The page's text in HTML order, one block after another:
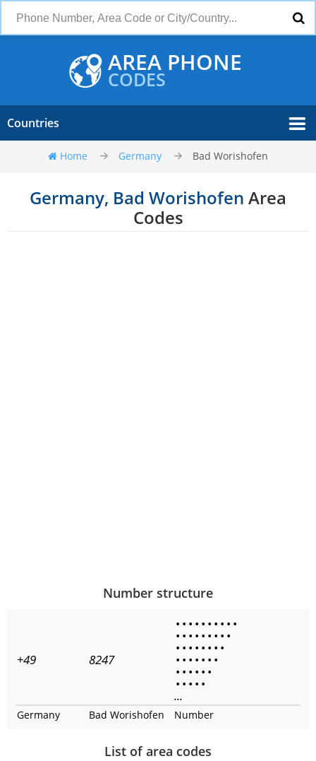
AREA PHONE
CODES
Countries
Home Germany Bad Worishofen
Germany, Bad Worishofen Area
Codes
Number structure
+49 8247
• • • • • • • • • •
• • • • • • • • •
• • • • • • • •
• • • • • • •
• • • • • •
• • • • •
...
Germany Bad Worishofen Number
List of area codes